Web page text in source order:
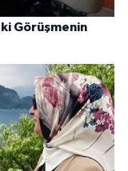
Görüşmenin